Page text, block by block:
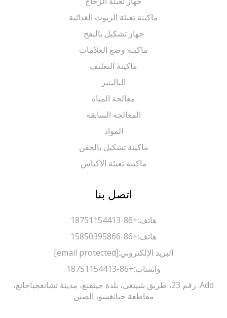
ماكينة تعبئة الزيوت الغذائية
جهاز تشكيل بالنفخ
ماكينة وضع العلامات
ماكينة التغليف
الباليتير
معالجة المياه
المعالجة السابقة
ماكينة تشكيل بالحقن
ماكينة تعبئة الأكياس
اتصل بنا
+86-18751154413
+86-15850395866
البريد الإلكتروني:[email protected]
واتساب:+86-18751154413
Add: رقم 23، طريق شينغي، بلدة جينفنغ، مدينة تشانغجياجانغ،
مقاطعة جيانغسو، الصين